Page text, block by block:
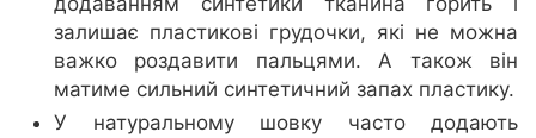
залишає пластикові грудочки, які не можна
важко роздавити пальцями. А також він
матиме сильний синтетичний запах пластику.
У натуральному шовку часто додають